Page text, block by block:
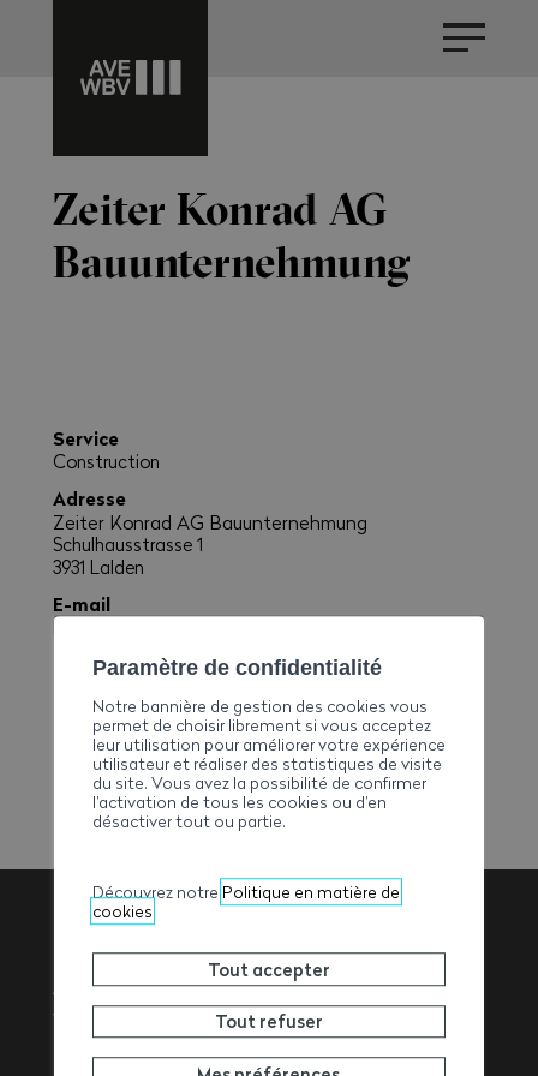
Zeiter Konrad AG
Bauunternehmung
Service
Construction
Adresse
Zeiter Konrad AG Bauunternehmung
Schulhausstrasse 1
3931 Lalden
E-mail
b.zeiter@bluewin.ch
Téléphone
+41279467460
Association
Valaisanne des
Paramètre de confidentialité
Notre bannière de gestion des cookies vous
permet de choisir librement si vous acceptez
leur utilisation pour améliorer votre expérience
utilisateur et réaliser des statistiques de visite
du site. Vous avez la possibilité de confirmer
l’activation de tous les cookies ou d’en
désactiver tout ou partie.
Découvrez notre Politique en matière de
cookies
Tout accepter
Tout refuser